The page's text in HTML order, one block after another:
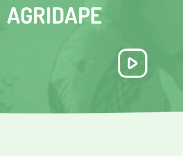
AGRIDAPE